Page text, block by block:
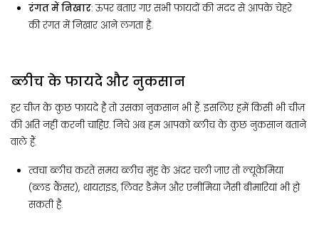
रंगत में निखार: ऊपर बताए गए सभी फायदों की मदद से आपके चेहरे
की रंगत में निखार आने लगता है.
ब्लीच के फायदे और नुकसान
हर चीज़ के कुछ फायदे है तो उसका नुकसान भी हैं. इसलिए हमें किसी भी चीज़
की अति नहीं करनी चाहिए. निचे अब हम आपको ब्लीच के कुछ नुकसान बताने
वाले हैं.
त्वचा ब्लीच करते समय ब्लीच मुंह के अंदर चली जाए तो ल्यूकेमिया
(ब्लड कैंसर), थायराइड, लिवर डैमेज और एनीमिया जैसी बीमारियां भी हो
सकती है.